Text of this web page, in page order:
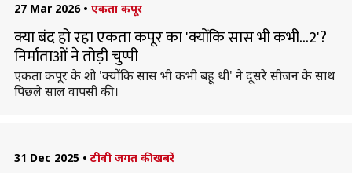
27 Mar 2026 • एकता कपूर
क्या बंद हो रहा एकता कपूर का 'क्योंकि सास भी कभी...2'?
निर्माताओं ने तोड़ी चुप्पी
एकता कपूर के शो 'क्योंकि सास भी कभी बहू थी' ने दूसरे सीजन के साथ
पिछले साल वापसी की।
31 Dec 2025 • टीवी जगत की खबरें